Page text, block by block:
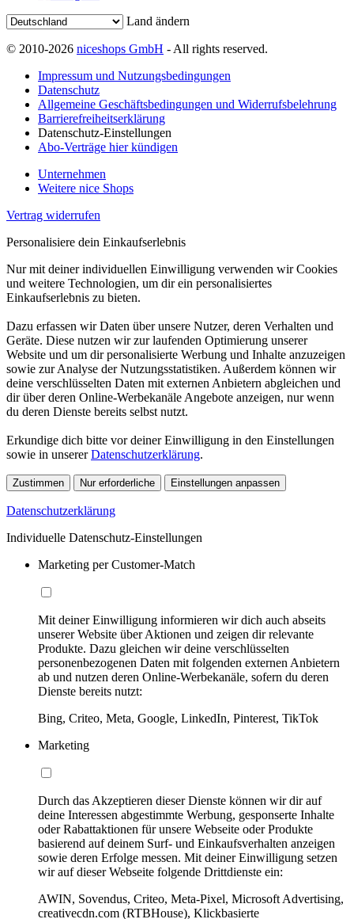
Land ändern
© 2010-2026 niceshops GmbH - All rights reserved.
Impressum und Nutzungsbedingungen
Datenschutz
Allgemeine Geschäftsbedingungen und Widerrufsbelehrung
Barrierefreiheitserklärung
Datenschutz-Einstellungen
Abo-Verträge hier kündigen
Unternehmen
Weitere nice Shops
Vertrag widerrufen
Personalisiere dein Einkaufserlebnis
Nur mit deiner individuellen Einwilligung verwenden wir Cookies
und weitere Technologien, um dir ein personalisiertes
Einkaufserlebnis zu bieten.
Dazu erfassen wir Daten über unsere Nutzer, deren Verhalten und
Geräte. Diese nutzen wir zur laufenden Optimierung unserer
Website und um dir personalisierte Werbung und Inhalte anzuzeigen
sowie zur Analyse der Nutzungsstatistiken. Außerdem können wir
deine verschlüsselten Daten mit externen Anbietern abgleichen und
dir über deren Online-Werbekanäle Angebote anzeigen, nur wenn
du deren Dienste bereits selbst nutzt.
Erkundige dich bitte vor deiner Einwilligung in den Einstellungen
sowie in unsererDatenschutzerklärung.
Zustimmen Nur erforderliche Einstellungen anpassen
Datenschutzerklärung
Individuelle Datenschutz-Einstellungen
Marketing per Customer-Match
Mit deiner Einwilligung informieren wir dich auch abseits
unserer Website über Aktionen und zeigen dir relevante
Produkte. Dazu gleichen wir deine verschlüsselten
personenbezogenen Daten mit folgenden externen Anbietern
ab und nutzen deren Online-Werbekanäle, sofern du deren
Dienste bereits nutzt:
Bing, Criteo, Meta, Google, LinkedIn, Pinterest, TikTok
Marketing
Durch das Akzeptieren dieser Dienste können wir dir auf
deine Interessen abgestimmte Werbung, gesponserte Inhalte
oder Rabattaktionen für unsere Webseite oder Produkte
basierend auf deinem Surf- und Einkaufsverhalten anzeigen
sowie deren Erfolge messen. Mit deiner Einwilligung setzen
wir auf dieser Webseite folgende Drittdienste ein:
AWIN, Sovendus, Criteo, Meta-Pixel, Microsoft Advertising,
creativecdn.com (RTBHouse), Klickbasierte